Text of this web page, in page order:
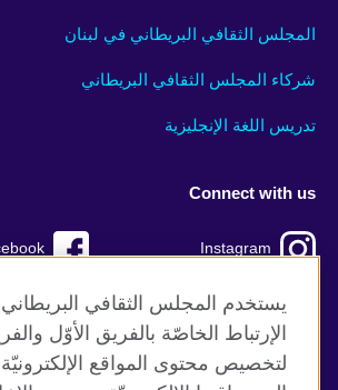
المجلس الثقافي البريطاني في لبنان
شركاء المجلس الثقافي البريطاني
تدريس اللغة الإنجليزية
Connect with us
Instagram
TikTok Twitter
يستخدم المجلس الثقافي
الإرتباط الخاصّة بالفريق الأوّل
لتخصيص محتوى المواقع